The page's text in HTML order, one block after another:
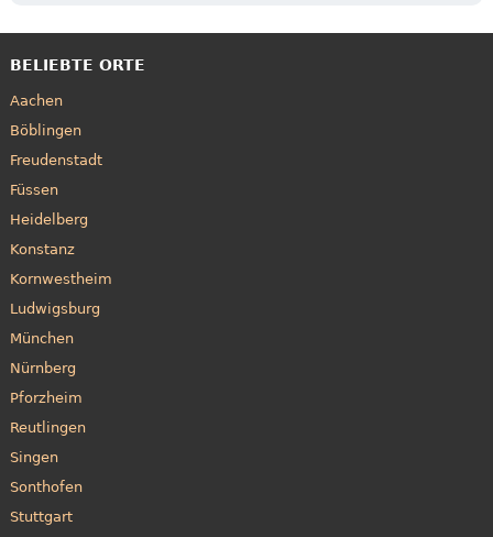
BELIEBTE ORTE
Aachen
Böblingen
Freudenstadt
Füssen
Heidelberg
Konstanz
Kornwestheim
Ludwigsburg
München
Nürnberg
Pforzheim
Reutlingen
Singen
Sonthofen
Stuttgart